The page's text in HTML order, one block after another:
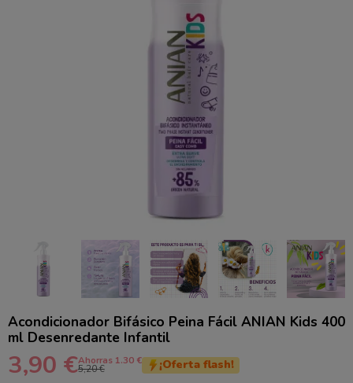
Acondicionador Bifásico Peina Fácil ANIAN Kids 400
ml Desenredante Infantil
3,90 €Ahorras 1.30 €
5,20 € ¡Oferta flash!